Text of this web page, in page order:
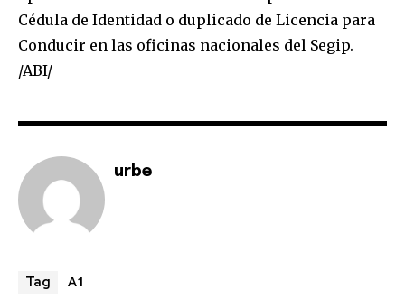
I've read and accept thePrivacy Policy.
Cédula de Identidad o duplicado de Licencia para
Conducir en las oficinas nacionales del Segip.
/ABI/
urbe
Tag A1